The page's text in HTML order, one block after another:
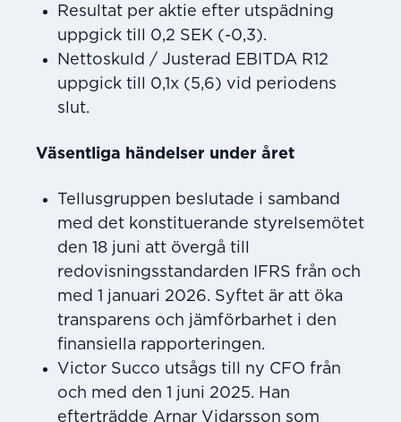
Resultat per aktie efter utspädning
uppgick till 0,2 SEK (-0,3).
Nettoskuld / Justerad EBITDA R12
uppgick till 0,1x (5,6) vid periodens
slut.
Väsentliga händelser under året
Tellusgruppen beslutade i samband
med det konstituerande styrelsemötet
den 18 juni att övergå till
redovisningsstandarden IFRS från och
med 1 januari 2026. Syftet är att öka
transparens och jämförbarhet i den
finansiella rapporteringen.
Victor Succo utsågs till ny CFO från
och med den 1 juni 2025. Han
efterträdde Arnar Vidarsson som